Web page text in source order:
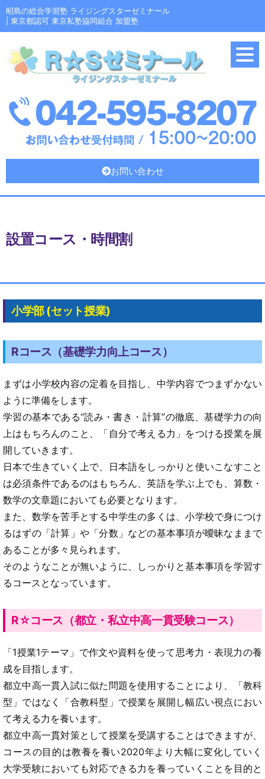
昭島の総合学習塾 ライジングスターゼミナール
| 東京都認可 東京私塾協同組合 加盟塾
お問い合わせ
設置コース・時間割
小学部 (セット授業)
Rコース（基礎学力向上コース）
まずは小学校内容の定着を目指し、中学内容でつまずかない
ように準備をします。
学習の基本である“読み・書き・計算”の徹底、基礎学力の向
上はもちろんのこと、「自分で考える力」をつける授業を展
開していきます。
日本で生きていく上で、日本語をしっかりと使いこなすこと
は必須条件であるのはもちろん、英語を学ぶ上でも、算数・
数学の文章題においても必要となります。
また、数学を苦手とする中学生の多くは、小学校で身につけ
るはずの「計算」や「分数」などの基本事項が曖昧なままで
あることが多々見られます。
そのようなことが無いように、しっかりと基本事項を学習す
るコースとなっています。
R☆コース（都立・私立中高一貫受験コース）
「1授業1テーマ」で作文や資料を使って思考力・表現力の養
成を目指します。
都立中高一貫入試に似た問題を使用することにより、「教科
型」ではなく「合教科型」で授業を展開し幅広い視点におい
て考える力を養います。
都立中高一貫対策として授業を受講することはできますが、
コースの目的は教養を養い2020年より大幅に変化していく
大学受験においても対応できる力を養っていくことを目的と